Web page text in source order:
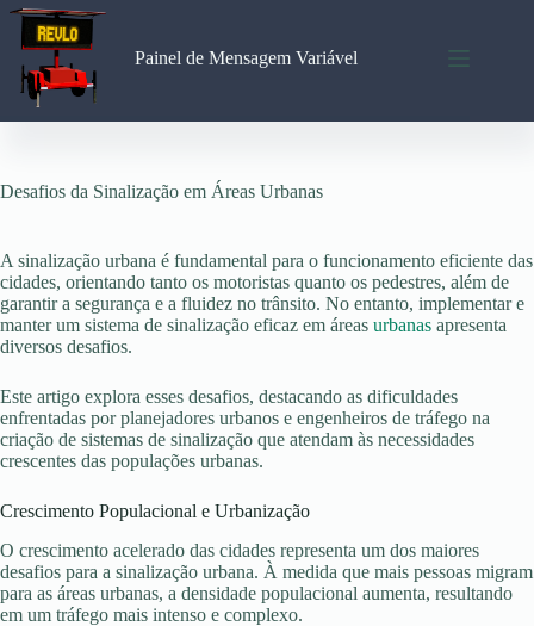
Pular
para
conteúdo
Painel de Mensagem Variável
Desafios da Sinalização em Áreas Urbanas
A sinalização urbana é fundamental para o funcionamento eficiente das
cidades, orientando tanto os motoristas quanto os pedestres, além de
garantir a segurança e a fluidez no trânsito. No entanto, implementar e
manter um sistema de sinalização eficaz em áreas urbanas apresenta
diversos desafios.
Este artigo explora esses desafios, destacando as dificuldades
enfrentadas por planejadores urbanos e engenheiros de tráfego na
criação de sistemas de sinalização que atendam às necessidades
crescentes das populações urbanas.
Crescimento Populacional e Urbanização
O crescimento acelerado das cidades representa um dos maiores
desafios para a sinalização urbana. À medida que mais pessoas migram
para as áreas urbanas, a densidade populacional aumenta, resultando
em um tráfego mais intenso e complexo.